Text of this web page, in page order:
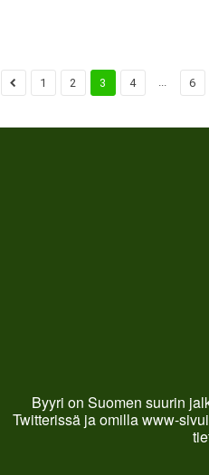
1 2 3 4 6
Byyri on Suomen suurin
Twitterissä ja omilla www-